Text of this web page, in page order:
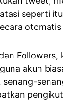
seperti
Followers,
akun